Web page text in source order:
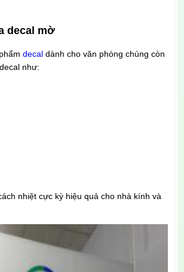
decal mờ
decaldành cho văn phòng chúng còn
như:
nhiệt cực kỳ hiệu quả cho nhà kính và